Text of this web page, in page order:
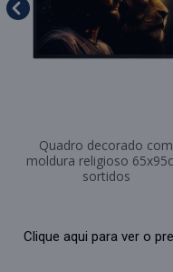
Quadro decorado com
moldura religioso
sortidos
Clique aqui para ver o